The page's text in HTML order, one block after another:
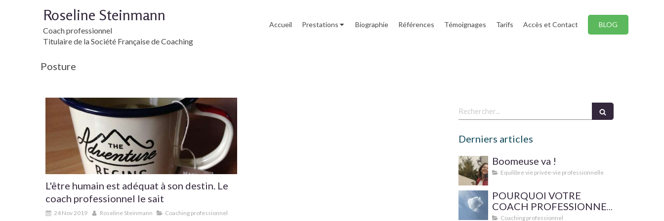
Accueil Prestations Biographie Références Témoignages Tarifs Accès et Contact BLOG
Roseline Steinmann
Coach professionnel
Titulaire de la Société Française de Coaching
Posture
L'être humain est adéquat à son destin. Le
coach professionnel le sait
24 Nov 2019 Roseline Steinmann Coaching professionnel
Rechercher
Derniers articles
Boomeuse va !
Equilibre vie privée-vie professionnelle
POURQUOI VOTRE
COACH PROFESSIONNEL
FAIT-IL SUPERVISER SA
Coaching professionnel